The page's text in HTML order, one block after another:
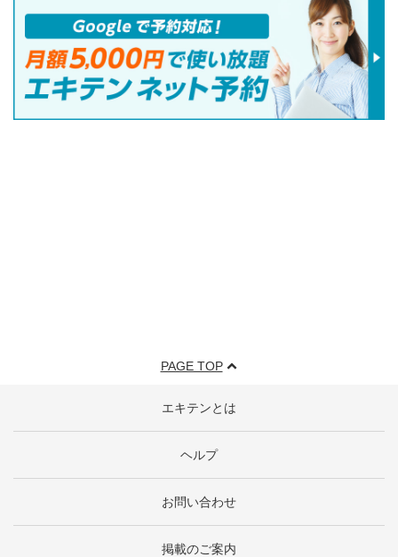
PAGE TOP
エキテンとは
ヘルプ
お問い合わせ
掲載のご案内